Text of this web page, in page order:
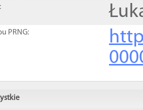
PRNG: